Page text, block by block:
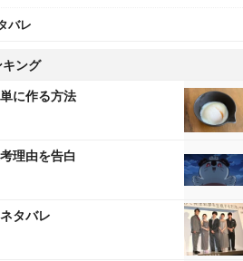
バレ
ング
に作る方法
理由を告白
タバレ